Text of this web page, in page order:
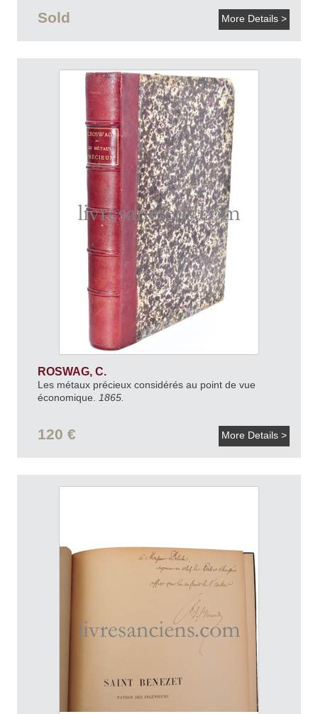
Sold More Details >
ROSWAG, C.
Les métaux précieux considérés au point de vue
économique. 1865.
120 € More Details >